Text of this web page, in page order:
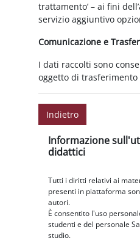
trattamento’ – ai fini
servizio aggiuntivo
Comunicazione e
I dati raccolti sono
oggetto di
Indietro
Blocchi
Informazione
didattici
Tutti i diritti relativi ai
presenti in piattaforma
autori.
È consentito l'uso
studenti e del personale
studio.